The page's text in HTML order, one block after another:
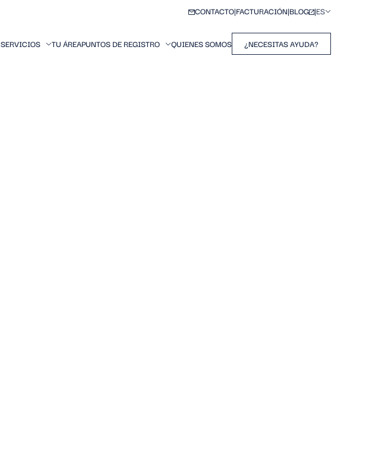
CONTACTO FACTURACIÓN BLOG ES
SERVICIOS TU ÁREAPUNTOS DE REGISTRO QUIENES SOMOS ¿NECESITAS AYUDA?